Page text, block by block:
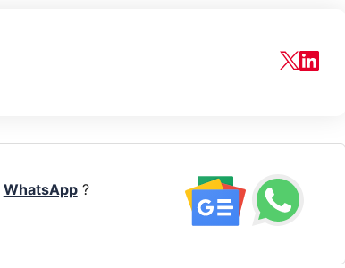
WhatsApp?